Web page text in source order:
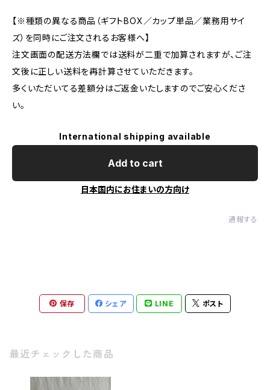
【※種類の異なる商品（ギフトBOX／カップ単品／業務用サイ
ズ）を同時にご注文されるお客様へ】
注文画面の配送方法欄では送料が二重で加算されますが、ご注
文後に正しい送料を再計算させていただきます。
多くいただいてる差額分はご返金いたしますのでご安心くださ
い。
International shipping available
Add to cart
日本国内にお住まいの方向け
通報する
保存 シェア LINE ポスト
最近チェックした商品